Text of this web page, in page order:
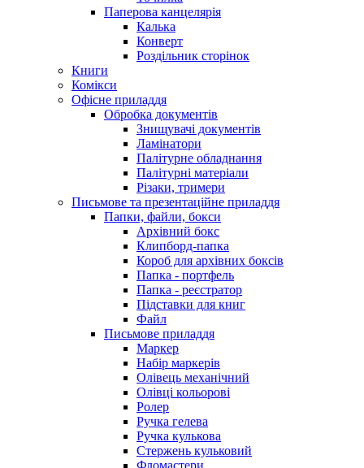
Паперова канцелярія
Калька
Конверт
Роздільник сторінок
Книги
Комікси
Офісне приладдя
Обробка документів
Знищувачі документів
Ламінатори
Палітурне обладнання
Палітурні матеріали
Різаки, тримери
Письмове та презентаційне приладдя
Папки, файли, бокси
Архівний бокс
Клипборд-папка
Короб для архівних боксів
Папка - портфель
Папка - реєстратор
Підставки для книг
Файл
Письмове приладдя
Маркер
Набір маркерів
Олівець механічний
Олівці кольорові
Ролер
Ручка гелева
Ручка кулькова
Стержень кульковий
Фломастери